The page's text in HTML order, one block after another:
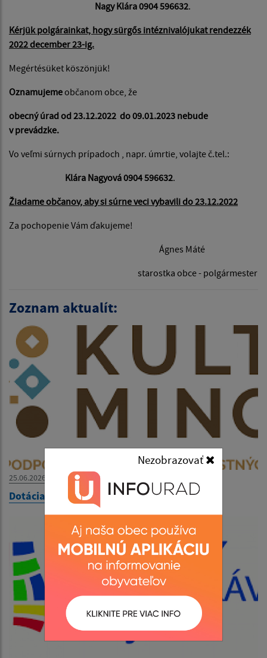
Nezobrazovať
Nagy Klára 0904 596632.
Kérjük polgárainkat, hogy sürgős intéznivalójukat rendezzék
2022 december 23-ig.
Megértésüket köszönjük!
Oznamujemeobčanom obce, že
obecný úrad od 23.12.2022 do 09.01.2023 nebude
v prevádzke.
Vo veľmi súrnych prípadoch , napr. úmrtie, volajte č.tel.:
Klára Nagyová0904 596632.
Žiadame občanov, aby si súrne veci vybavili do 23.12.2022
Za pochopenie Vám ďakujeme!
Ágnes Máté
starostka obce - polgármester
Zoznam aktualít:
25.06.2026
Dotácia od KULTMINOR- Dotáció